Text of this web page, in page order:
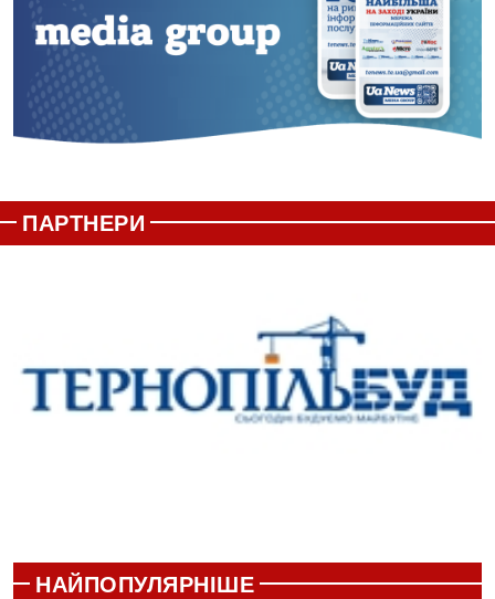
ПАРТНЕРИ
НАЙПОПУЛЯРНІШЕ